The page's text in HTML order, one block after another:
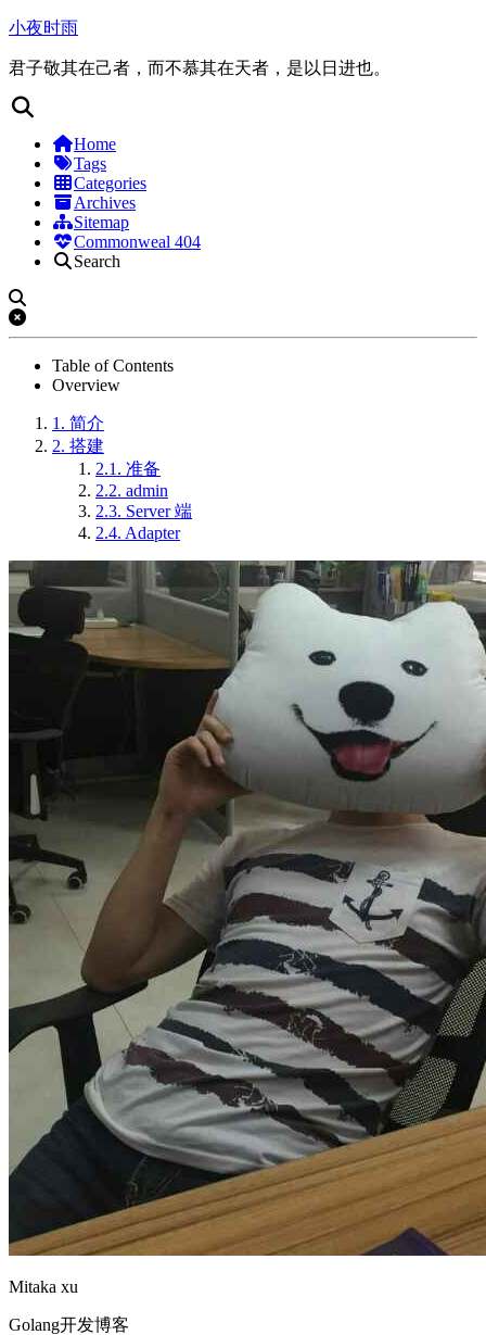
小夜时雨
君子敬其在己者，而不慕其在天者，是以日进也。
Home
Tags
Categories
Archives
Sitemap
Commonweal 404
Search
Table of Contents
Overview
1. 简介
2. 搭建
2.1. 准备
2.2. admin
2.3. Server 端
2.4. Adapter
Mitaka xu
Golang开发博客